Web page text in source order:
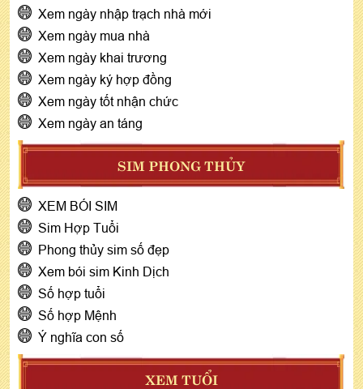
Xem ngày nhập trạch nhà mới
Xem ngày mua nhà
Xem ngày khai trương
Xem ngày ký hợp đồng
Xem ngày tốt nhận chức
Xem ngày an táng
SIM PHONG THỦY
XEM BÓI SIM
Sim Hợp Tuổi
Phong thủy sim số đẹp
Xem bói sim Kinh Dịch
Số hợp tuổi
Số hợp Mệnh
Ý nghĩa con số
XEM TUỔI